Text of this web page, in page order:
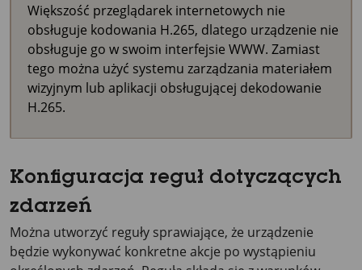
Większość przeglądarek internetowych nie
obsługuje kodowania H.265, dlatego urządzenie nie
obsługuje go w swoim interfejsie WWW. Zamiast
tego można użyć systemu zarządzania materiałem
wizyjnym lub aplikacji obsługującej dekodowanie
H.265.
Konfiguracja reguł dotyczących
zdarzeń
Można utworzyć reguły sprawiające, że urządzenie
będzie wykonywać konkretne akcje po wystąpieniu